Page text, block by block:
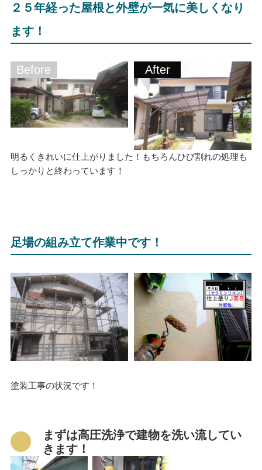
２５年経った屋根と外壁が一気に美しくなり
ます！
Before After
明るくきれいに仕上がりました！もちろんひび割れの処理も
しっかりと終わっています！
足場の組み立て作業中です！
塗装工事の状況です！
まずは高圧洗浄で建物を洗い流してい
きます！